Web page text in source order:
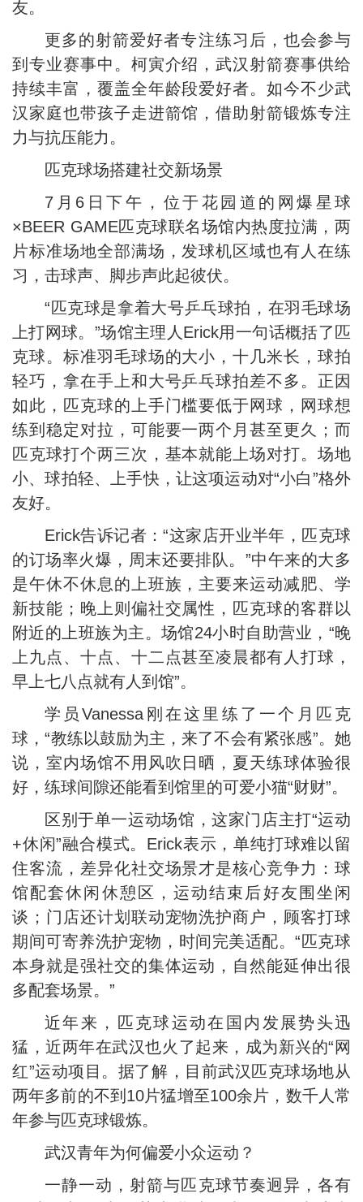
友。
更多的射箭爱好者专注练习后，也会参与
到专业赛事中。柯寅介绍，武汉射箭赛事供给
持续丰富，覆盖全年龄段爱好者。如今不少武
汉家庭也带孩子走进箭馆，借助射箭锻炼专注
力与抗压能力。
匹克球场搭建社交新场景
7月6日下午，位于花园道的网爆星球
×BEER GAME匹克球联名场馆内热度拉满，两
片标准场地全部满场，发球机区域也有人在练
习，击球声、脚步声此起彼伏。
“匹克球是拿着大号乒乓球拍，在羽毛球场
上打网球。”场馆主理人Erick用一句话概括了匹
克球。标准羽毛球场的大小，十几米长，球拍
轻巧，拿在手上和大号乒乓球拍差不多。正因
如此，匹克球的上手门槛要低于网球，网球想
练到稳定对拉，可能要一两个月甚至更久；而
匹克球打个两三次，基本就能上场对打。场地
小、球拍轻、上手快，让这项运动对“小白”格外
友好。
Erick告诉记者：“这家店开业半年，匹克球
的订场率火爆，周末还要排队。”中午来的大多
是午休不休息的上班族，主要来运动减肥、学
新技能；晚上则偏社交属性，匹克球的客群以
附近的上班族为主。场馆24小时自助营业，“晚
上九点、十点、十二点甚至凌晨都有人打球，
早上七八点就有人到馆”。
学员Vanessa刚在这里练了一个月匹克
球，“教练以鼓励为主，来了不会有紧张感”。她
说，室内场馆不用风吹日晒，夏天练球体验很
好，练球间隙还能看到馆里的可爱小猫“财财”。
区别于单一运动场馆，这家门店主打“运动
+休闲”融合模式。Erick表示，单纯打球难以留
住客流，差异化社交场景才是核心竞争力：球
馆配套休闲休憩区，运动结束后好友围坐闲
谈；门店还计划联动宠物洗护商户，顾客打球
期间可寄养洗护宠物，时间完美适配。“匹克球
本身就是强社交的集体运动，自然能延伸出很
多配套场景。”
近年来，匹克球运动在国内发展势头迅
猛，近两年在武汉也火了起来，成为新兴的“网
红”运动项目。据了解，目前武汉匹克球场地从
两年多前的不到10片猛增至100余片，数千人常
年参与匹克球锻炼。
武汉青年为何偏爱小众运动？
一静一动，射箭与匹克球节奏迥异，各有